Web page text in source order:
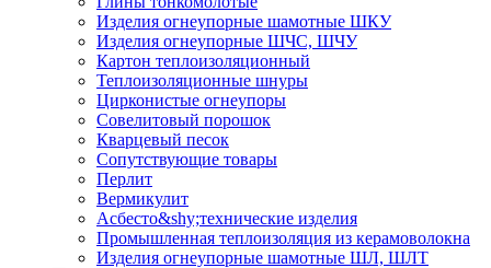
Изделия огнеупорные шамотные ШКУ
Изделия огнеупорные ШЧС, ШЧУ
Картон теплоизоляционный
Теплоизоляционные шнуры
Цирконистые огнеупоры
Совелитовый порошок
Кварцевый песок
Сопутствующие товары
Перлит
Вермикулит
Асбесто&shy;технические изделия
Промышленная теплоизоляция из керамоволокна
Изделия огнеупорные шамотные ШЛ, ШЛТ